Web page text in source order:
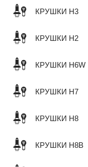
КРУШКИ H3
КРУШКИ H2
КРУШКИ H6W
КРУШКИ H7
КРУШКИ H8
КРУШКИ H8B